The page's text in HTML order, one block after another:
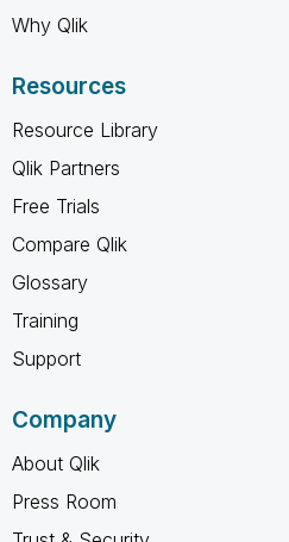
Why Qlik
Resources
Resource Library
Qlik Partners
Free Trials
Compare Qlik
Glossary
Training
Support
Company
About Qlik
Press Room